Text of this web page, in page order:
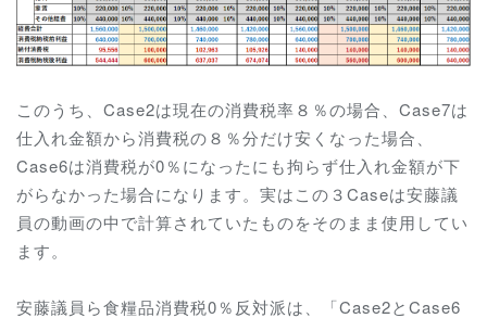
このうち、Case2は現在の消費税率８％の場合、Case7は
仕入れ金額から消費税の８％分だけ安くなった場合、
Case6は消費税が0％になったにも拘らず仕入れ金額が下
がらなかった場合になります。実はこの３Caseは安藤議
員の動画の中で計算されていたものをそのまま使用してい
ます。
安藤議員ら食糧品消費税0％反対派は、「Case2とCase6